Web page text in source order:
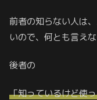
前者の知らない人は
いので、何とも言え
後者の
「知っているけど使